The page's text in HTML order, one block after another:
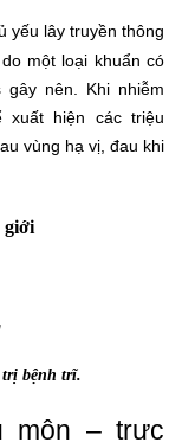
yếu lây truyền thông
một loại khuẩn có
gây nên. Khi nhiễm
xuất hiện các triệu
vùng hạ vị, đau khi
giới
bệnh trĩ.
môn – trực